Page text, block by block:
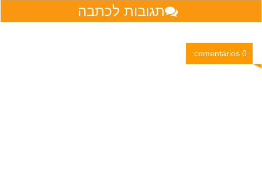
תגובות לכתבה
0 comentários: